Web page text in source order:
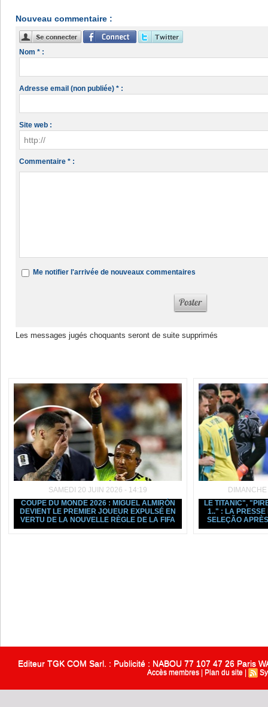
Nouveau commentaire :
Nom * :
Adresse email (non publiée) * :
Site web :
Commentaire * :
Me notifier l'arrivée de nouveaux commentaires
Les messages jugés choquants seront de suite supprimés
SAMEDI 20 JUIN 2026 - 14:19
COUPE DU MONDE 2026 : MIGUEL ALMIRÓN
DEVIENT LE PREMIER JOUEUR EXPULSÉ EN
VERTU DE LA NOUVELLE RÈGLE DE LA FIFA
LE TITANIC",
1.." : LA PRESSE
SELEÇÃO
Editeur TGK COM Sarl. : Publicité : NABOU 77 107 47 26 Paris
Accès membres Plan du site